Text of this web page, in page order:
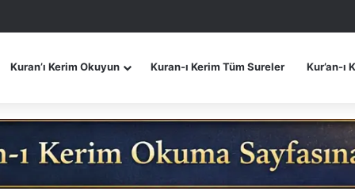
Kuran’ı Kerim Okuyun Kuran-ı Kerim Tüm Sureler Kur’an-ı